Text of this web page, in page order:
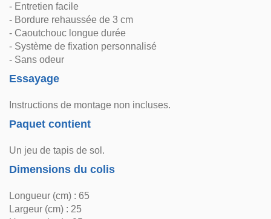
- Entretien facile
- Bordure rehaussée de 3 cm
- Caoutchouc longue durée
- Système de fixation personnalisé
- Sans odeur
Essayage
Instructions de montage non incluses.
Paquet contient
Un jeu de tapis de sol.
Dimensions du colis
Longueur (cm) : 65
Largeur (cm) : 25